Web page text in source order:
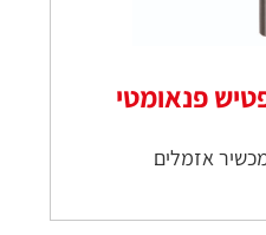
פנאומטי
אזמלים